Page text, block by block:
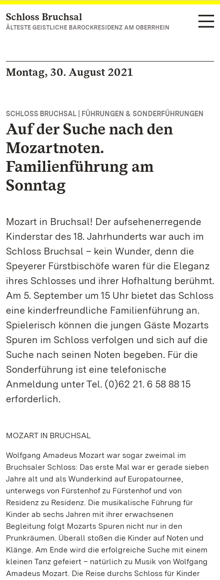
Zum Hauptinhalt springen
Schloss Bruchsal
ÄLTESTE GEISTLICHE BAROCKRESIDENZ AM OBERRHEIN
Montag, 30. August 2021
SCHLOSS BRUCHSAL | FÜHRUNGEN & SONDERFÜHRUNGEN
Auf der Suche nach den
Mozartnoten.
Familienführung am
Sonntag
Mozart in Bruchsal! Der aufsehenerregende
Kinderstar des 18. Jahrhunderts war auch im
Schloss Bruchsal – kein Wunder, denn die
Speyerer Fürstbischöfe waren für die Eleganz
ihres Schlosses und ihrer Hofhaltung berühmt.
Am 5. September um 15 Uhr bietet das Schloss
eine kinderfreundliche Familienführung an.
Spielerisch können die jungen Gäste Mozarts
Spuren im Schloss verfolgen und sich auf die
Suche nach seinen Noten begeben. Für die
Sonderführung ist eine telefonische
Anmeldung unter Tel. (0)62 21. 6 58 88 15
erforderlich.
MOZART IN BRUCHSAL
Wolfgang Amadeus Mozart war sogar zweimal im
Bruchsaler Schloss: Das erste Mal war er gerade sieben
Jahre alt und als Wunderkind auf Europatournee,
unterwegs von Fürstenhof zu Fürstenhof und von
Residenz zu Residenz. Die musikalische Führung für
Kinder ab sechs Jahren mit ihrer erwachsenen
Begleitung folgt Mozarts Spuren nicht nur in den
Prunkräumen. Überall stoßen die Kinder auf Noten und
Klänge. Am Ende wird die erfolgreiche Suche mit einem
kleinen Tanz gefeiert – natürlich zu Musik von Wolfgang
Amadeus Mozart. Die Reise durchs Schloss für Kinder